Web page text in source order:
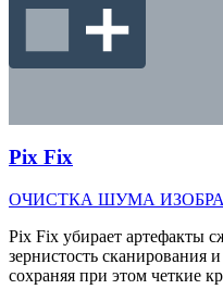
Pix Fix
ОЧИСТКА ШУМА
Pix Fix убирает артефакты
зернистость сканирования
сохраняя при этом четкие